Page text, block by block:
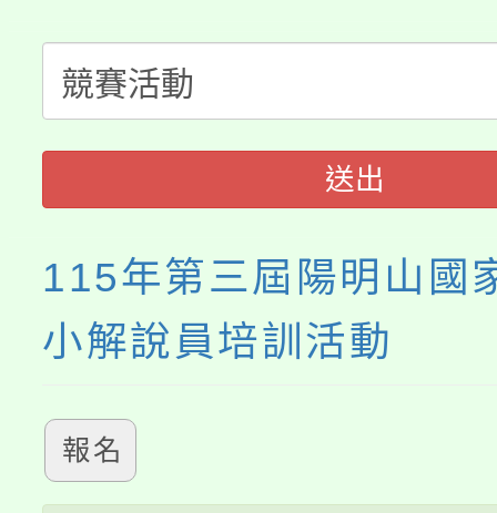
半價優惠，詳情可洽有
者。
份教師增能研習
份教師研習
淨零綠生活教案入校路
會
程
送出
115年第三屆陽明山國
小解說員培訓活動
報名